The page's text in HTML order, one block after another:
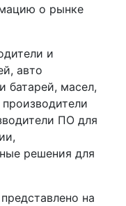
о рынке
и
авто
батарей, масел,
ПО для
решения для
на